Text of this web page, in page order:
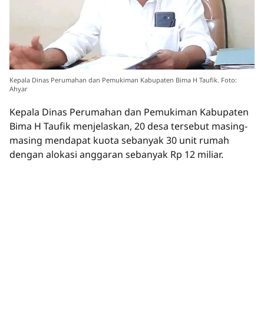
Kepala Dinas Perumahan dan Pemukiman Kabupaten Bima H Taufik. Foto:
Ahyar
Kepala Dinas Perumahan dan Pemukiman Kabupaten
Bima H Taufik menjelaskan, 20 desa tersebut masing-
masing mendapat kuota sebanyak 30 unit rumah
dengan alokasi anggaran sebanyak Rp 12 miliar.